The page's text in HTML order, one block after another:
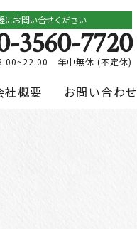
にお問い合せください
3560-7720
8:00~22:00 年中無休 (不定休)
社概要 お問い合わせ